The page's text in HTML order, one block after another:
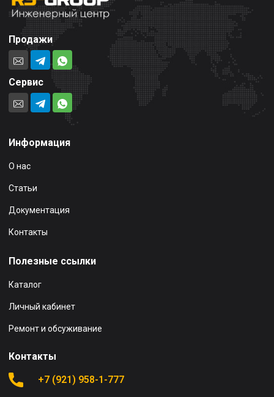
Продажи
Сервис
Информация
О нас
Статьи
Документация
Контакты
Полезные ссылки
Каталог
Личный кабинет
Ремонт и обсуживание
Контакты
+7 (921) 958-1-777